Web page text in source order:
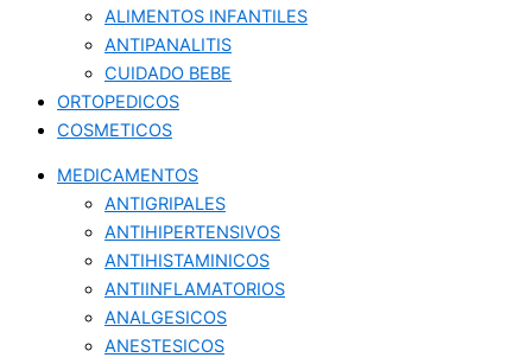
ALIMENTOS INFANTILES
ANTIPANALITIS
CUIDADO BEBE
ORTOPEDICOS
COSMETICOS
MEDICAMENTOS
ANTIGRIPALES
ANTIHIPERTENSIVOS
ANTIHISTAMINICOS
ANTIINFLAMATORIOS
ANALGESICOS
ANESTESICOS